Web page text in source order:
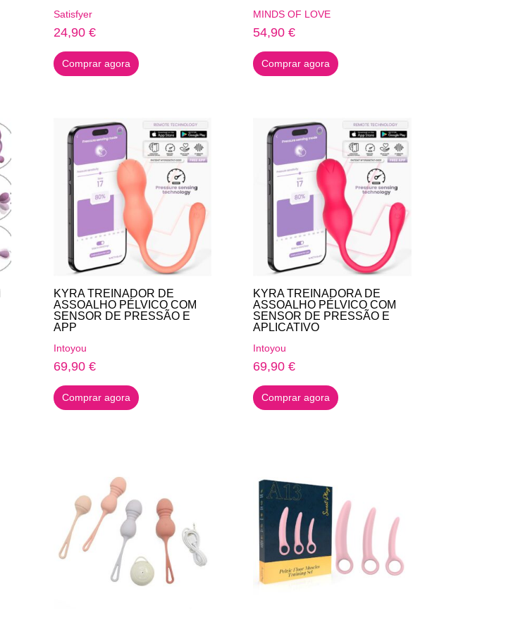
Satisfyer
24,90 €
Comprar agora
MINDS OF LOVE
54,90€
Comprar agora
KYRA TREINADOR DE
ASSOALHO PÉLVICO COM
SENSOR DE PRESSÃO E
APP
Intoyou
69,90 €
Comprar agora
KYRA TREINADORA DE
ASSOALHO PÉLVICO COM
SENSOR DE PRESSÃO E
APLICATIVO
Intoyou
69,90€
Comprar agora